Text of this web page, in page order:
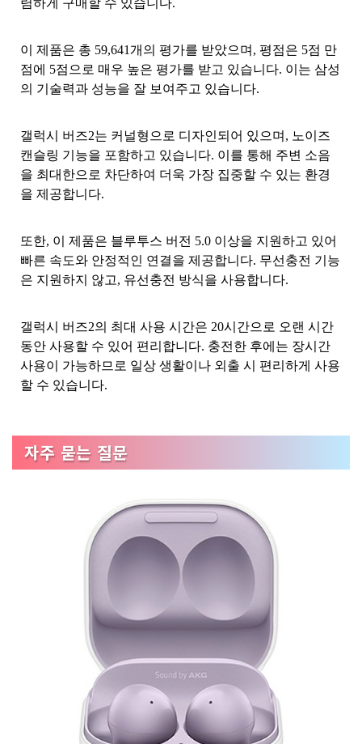
렴하게 구매할 수 있습니다.
이 제품은 총 59,641개의 평가를 받았으며, 평점은 5점 만
점에 5점으로 매우 높은 평가를 받고 있습니다. 이는 삼성
의 기술력과 성능을 잘 보여주고 있습니다.
갤럭시 버즈2는 커널형으로 디자인되어 있으며, 노이즈
캔슬링 기능을 포함하고 있습니다. 이를 통해 주변 소음
을 최대한으로 차단하여 더욱 가장 집중할 수 있는 환경
을 제공합니다.
또한, 이 제품은 블루투스 버전 5.0 이상을 지원하고 있어
빠른 속도와 안정적인 연결을 제공합니다. 무선충전 기능
은 지원하지 않고, 유선충전 방식을 사용합니다.
갤럭시 버즈2의 최대 사용 시간은 20시간으로 오랜 시간
동안 사용할 수 있어 편리합니다. 충전한 후에는 장시간
사용이 가능하므로 일상 생활이나 외출 시 편리하게 사용
할 수 있습니다.
자주 묻는 질문